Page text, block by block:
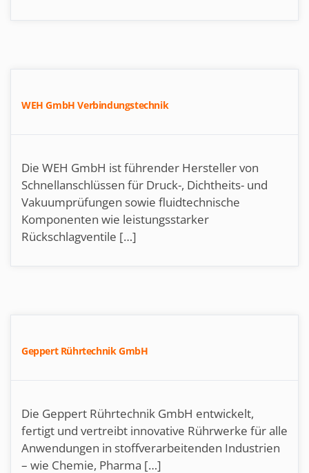
WEH GmbH Verbindungstechnik
Die WEH GmbH ist führender Hersteller von
Schnellanschlüssen für Druck-, Dichtheits- und
Vakuumprüfungen sowie fluidtechnische
Komponenten wie leistungsstarker
Rückschlagventile […]
Geppert Rührtechnik GmbH
Die Geppert Rührtechnik GmbH entwickelt,
fertigt und vertreibt innovative Rührwerke für alle
Anwendungen in stoffverarbeitenden Industrien
– wie Chemie, Pharma […]